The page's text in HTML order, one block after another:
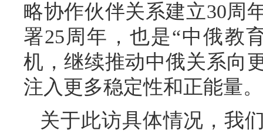
略协作伙伴关系建立30周
署25周年，也是“中俄教
机，继续推动中俄关系向
注入更多稳定性和正能量。
关于此访具体情况，我